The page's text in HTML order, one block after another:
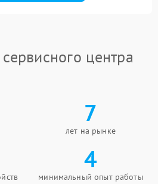
центра
7
лет на рынке
4
минимальный опыт работы